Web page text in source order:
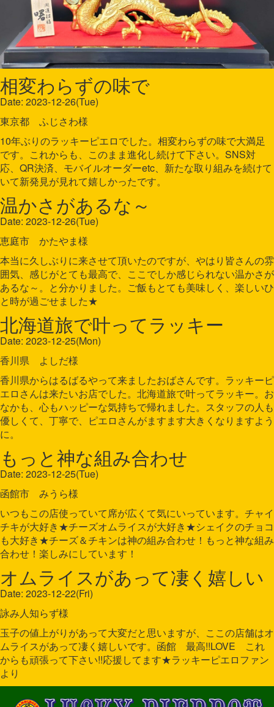
相変わらずの味で
Date: 2023-12-26(Tue)
東京都 ふじさわ様
10年ぶりのラッキーピエロでした。相変わらずの味で大満足
です。これからも、このまま進化し続けて下さい。SNS対
応、QR決済、モバイルオーダーetc、新たな取り組みを続けて
いて新発見が見れて嬉しかったです。
温かさがあるな～
Date: 2023-12-26(Tue)
恵庭市 かたやま様
本当に久しぶりに来させて頂いたのですが、やはり皆さんの雰
囲気、感じがとても最高で、ここでしか感じられない温かさが
あるな～。と分かりました。ご飯もとても美味しく、楽しいひ
と時が過ごせました★
北海道旅で叶ってラッキー
Date: 2023-12-25(Mon)
香川県 よしだ様
香川県からはるばるやって来ましたおばさんです。ラッキーピ
エロさんは来たいお店でした。北海道旅で叶ってラッキー。お
なかも、心もハッピーな気持ちで帰れました。スタッフの人も
優しくて、丁寧で、ピエロさんがますます大きくなりますよう
に。
もっと神な組み合わせ
Date: 2023-12-25(Tue)
函館市 みうら様
いつもこの店使っていて席が広くて気にいっています。チャイ
チキが大好き★チーズオムライスが大好き★シェイクのチョコ
も大好き★チーズ＆チキンは神の組み合わせ！もっと神な組み
合わせ！楽しみにしています！
オムライスがあって凄く嬉しい
Date: 2023-12-22(Fri)
詠み人知らず様
玉子の値上がりがあって大変だと思いますが、ここの店舗はオ
ムライスがあって凄く嬉しいです。函館 最高!!LOVE これ
からも頑張って下さい!!応援してます★ラッキーピエロファン
より